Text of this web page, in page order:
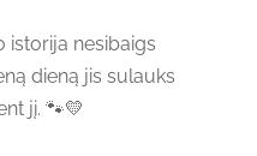
istorija nesibaigs
dieną jis sulauks
jį. 🐾💛